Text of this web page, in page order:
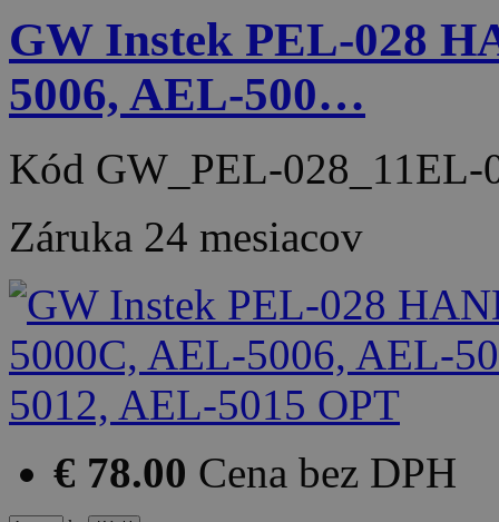
GW Instek PEL-028
5006, AEL-500…
Kód GW_PEL-028_11EL-
Záruka 24 mesiacov
€ 78.00 Cena bez DPH